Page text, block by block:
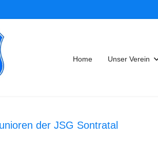
Home Unser Verein
der JSG Sontratal